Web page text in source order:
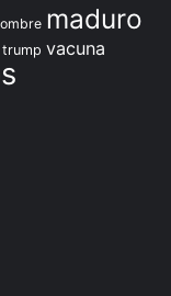
maduro
trump vacuna